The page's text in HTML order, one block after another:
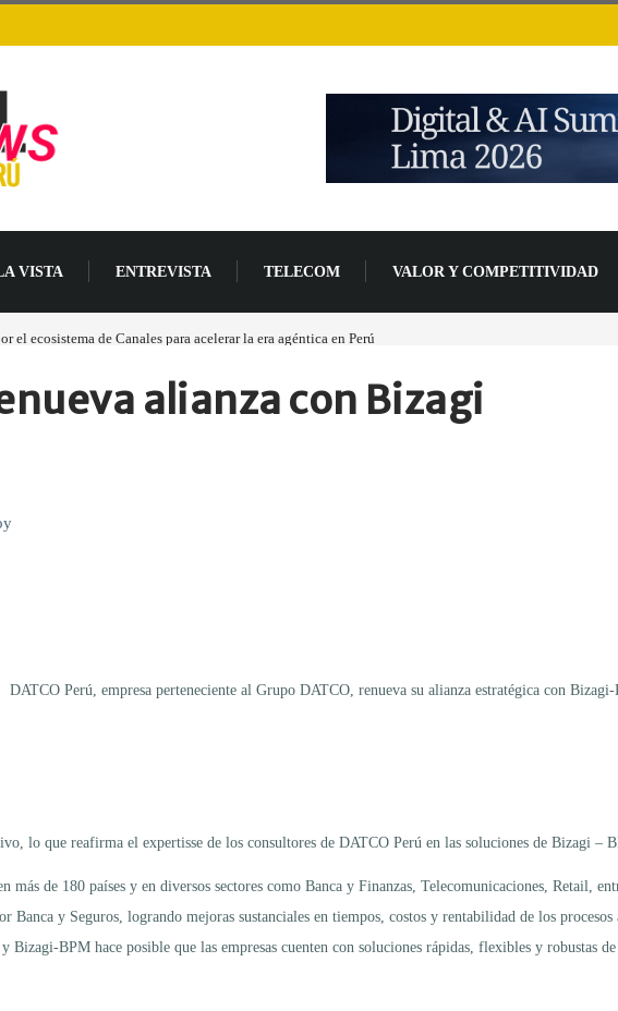
VISTA ENTREVISTA TELECOM VALOR Y COMPETITIVIDAD
el ecosistema de Canales para acelerar la era agéntica en Perú
DATCO Perú renueva…alianza con Bizagi
DATCO Perú, empresa perteneciente al Grupo DATCO, renueva su alianza estratégica con
lo que reafirma el expertisse de los consultores de DATCO Perú en las soluciones de Bizagi –
más de 180 países y en diversos sectores como Banca y Finanzas, Telecomunicaciones, Retail,
Banca y Seguros, logrando mejoras sustanciales en tiempos, costos y rentabilidad de los procesos
BPM hace posible que las empresas cuenten con soluciones rápidas, flexibles y robustas